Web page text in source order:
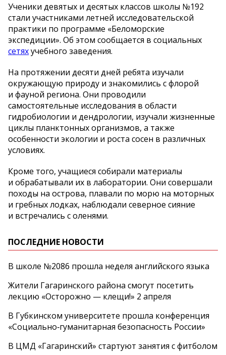
Ученики девятых и десятых классов школы №192
стали участниками летней исследовательской
практики по программе «Беломорские
экспедиции». Об этом сообщается в социальных
сетяхучебного заведения.
На протяжении десяти дней ребята изучали
окружающую природу и знакомились сфлорой
и фауной региона. Они проводили
самостоятельные исследования в области
гидробиологии и дендрологии, изучали жизненные
циклы планктонных организмов, а также
особенности экологии и роста сосен в различных
условиях.
Кроме того, учащиеся собирали материалы
и обрабатывали их в лаборатории. Они совершали
походы на острова, плавали по морю на моторных
и гребных лодках, наблюдали северное сияние
и встречались соленями.
ПОСЛЕДНИЕ НОВОСТИ
В школе №2086 прошла неделя английского языка
Жители Гагаринского района смогут посетить
лекцию «Осторожно — клещи!» 2 апреля
В Губкинском университете прошла конференция
«Социально‑гуманитарная безопасность России»
В ЦМД «Гагаринский» стартуют занятия с фитболом